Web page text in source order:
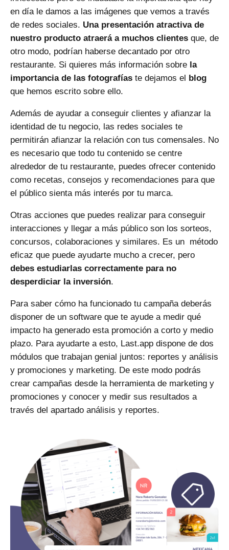
en día le damos a las imágenes que vemos a través
de redes sociales. Una presentación atractiva de
nuestro producto atraerá a muchos clientes que, de
otro modo, podrían haberse decantado por otro
restaurante. Si quieres más información sobre la
importancia de las fotografías te dejamos el blog
que hemos escrito sobre ello.
Además de ayudar a conseguir clientes y afianzar la
identidad de tu negocio, las redes sociales te
permitirán afianzar la relación con tus comensales. No
es necesario que todo tu contenido se centre
alrededor de tu restaurante, puedes ofrecer contenido
como recetas, consejos y recomendaciones para que
el público sienta más interés por tu marca.
Otras acciones que puedes realizar para conseguir
interacciones y llegar a más público son los sorteos,
concursos, colaboraciones y similares. Es un método
eficaz que puede ayudarte mucho a crecer, pero
debes estudiarlas correctamente para no
desperdiciar la inversión.
Para saber cómo ha funcionado tu campaña deberás
disponer de un software que te ayude a medir qué
impacto ha generado esta promoción a corto y medio
plazo. Para ayudarte a esto, Last.app dispone de dos
módulos que trabajan genial juntos: reportes y análisis
y promociones y marketing. De este modo podrás
crear campañas desde la herramienta de marketing y
promociones y conocer y medir sus resultados a
través del apartado análisis y reportes.